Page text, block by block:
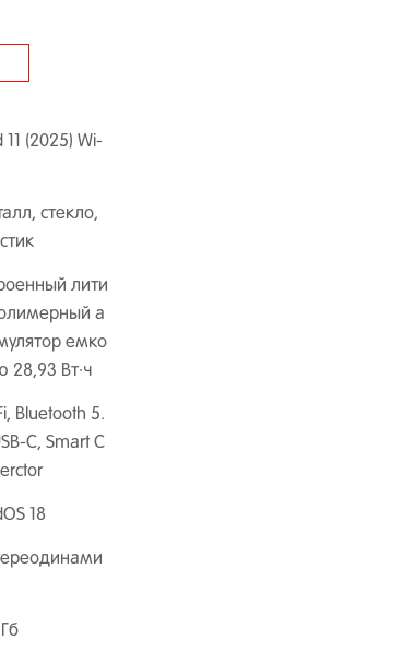
11 (2025) Wi-
стекло,
лити
а
емко
28,93 Вт·ч
Bluetooth 5.
C, Smart C
18